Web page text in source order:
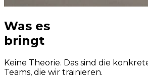
Was es
bringt
Keine Theorie. Das sind die
Teams, die wir trainieren.